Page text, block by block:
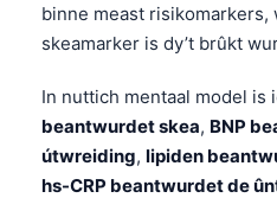
binne meast risikomarkers,
skeamarker is dy’t brûkt
In nuttich mentaal model is
beantwurdet skea, BNP
útwreiding, lipiden
hs-CRP beantwurdet de